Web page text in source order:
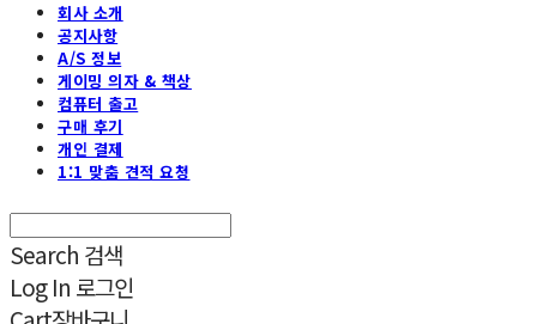
회사 소개
공지사항
A/S 정보
게이밍 의자 & 책상
컴퓨터 출고
구매 후기
개인 결제
1:1 맞춤 견적 요청
Search 검색
Log In 로그인